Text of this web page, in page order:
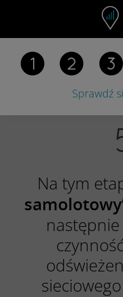
Pasek
Sprawdź
Na tym
następnie